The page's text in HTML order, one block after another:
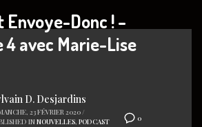
Envoye-Donc ! –
4 avec Marie-Lise
0
D. Desjardins
23 FÉVRIER 2020 /
INNOUVELLES PODCAST